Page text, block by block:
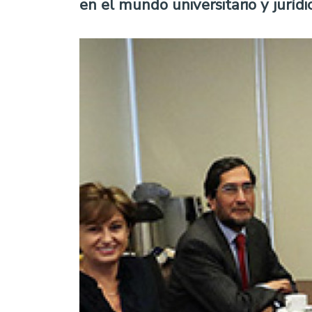
en el mundo universitario y